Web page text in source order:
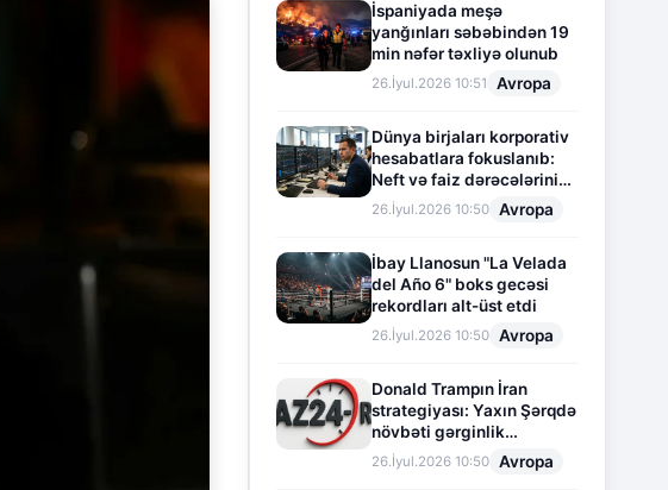
İspaniyada meşə
yanğınları səbəbindən 19
min nəfər təxliyə olunub
26.İyul.2026 10:51 Avropa
Dünya birjaları korporativ
hesabatlara fokuslanıb:
Neft və faiz dərəcələrinin
təsiri altında cari vəziyyət
26.İyul.2026 10:50 Avropa
İbay Llanosun "La Velada
del Año 6" boks gecəsi
rekordları alt-üst etdi
26.İyul.2026 10:50 Avropa
Donald Trampın İran
strategiyası: Yaxın Şərqdə
növbəti gərginlik
mərhələsi
26.İyul.2026 10:50 Avropa